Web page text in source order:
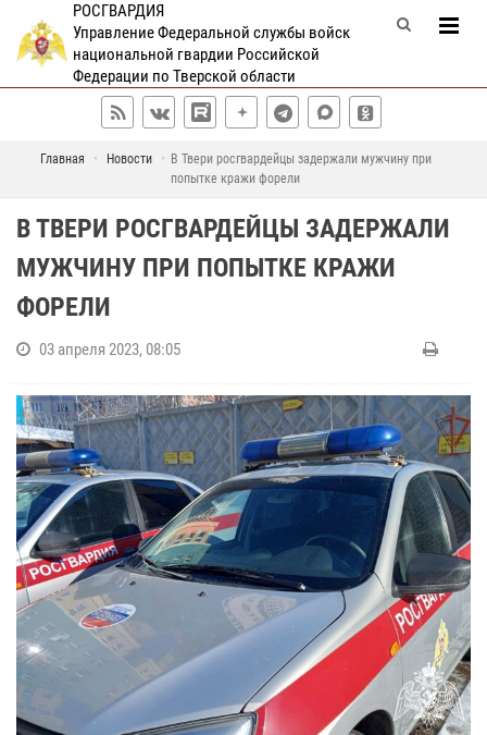
РОСГВАРДИЯ
Управление Федеральной службы войск
национальной гвардии Российской
Федерации по Тверской области
Главная Новости
В Твери росгвардейцы задержали мужчину при
попытке кражи форели
В ТВЕРИ РОСГВАРДЕЙЦЫ ЗАДЕРЖАЛИ
МУЖЧИНУ ПРИ ПОПЫТКЕ КРАЖИ
ФОРЕЛИ
03 апреля 2023, 08:05